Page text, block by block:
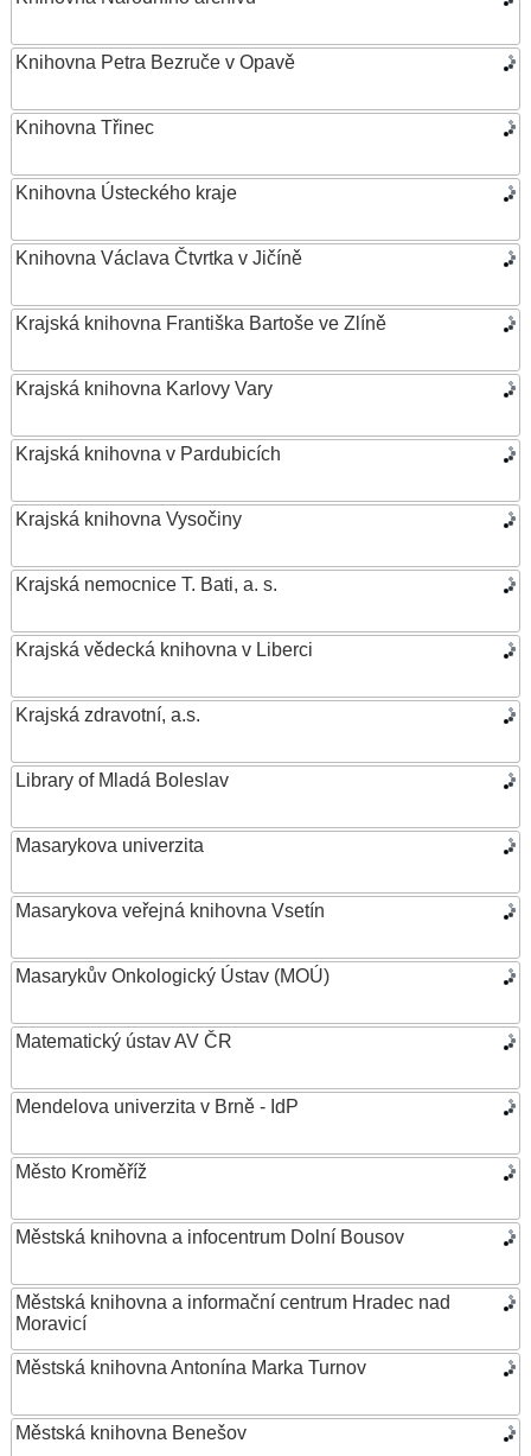
Knihovna Petra Bezruče v Opavě
Knihovna Třinec
Knihovna Ústeckého kraje
Knihovna Václava Čtvrtka v Jičíně
Krajská knihovna Františka Bartoše ve Zlíně
Krajská knihovna Karlovy Vary
Krajská knihovna v Pardubicích
Krajská knihovna Vysočiny
Krajská nemocnice T. Bati, a. s.
Krajská vědecká knihovna v Liberci
Krajská zdravotní, a.s.
Library of Mladá Boleslav
Masarykova univerzita
Masarykova veřejná knihovna Vsetín
Masarykův Onkologický Ústav (MOÚ)
Matematický ústav AV ČR
Mendelova univerzita v Brně - IdP
Město Kroměříž
Městská knihovna a infocentrum Dolní Bousov
Městská knihovna a informační centrum Hradec nad
Moravicí
Městská knihovna Antonína Marka Turnov
Městská knihovna Benešov